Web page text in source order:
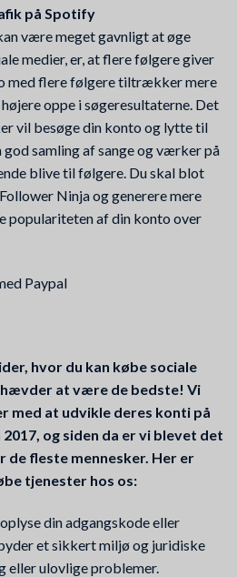
på Spotify
være meget gavnligt at øge
medier, er, at flere følgere giver
med flere følgere tiltrækker mere
oppe i søgeresultaterne. Det
vil besøge din konto og lytte til
god samling af sange og værker på
blive til følgere. Du skal blot
Ninja og generere mere
populariteten af din konto over
Paypal
hvor du kan købe sociale
at være de bedste! Vi
med at udvikle deres konti på
og siden da er vi blevet det
fleste mennesker. Her er
tjenester hos os:
din adgangskode eller
et sikkert miljø og juridiske
eller ulovlige problemer.